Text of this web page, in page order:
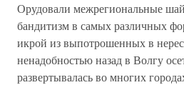
Орудовали межрегиональные
бандитизм в самых различных
икрой из выпотрошенных в
ненадобностью назад в Волгу
развертывалась во многих